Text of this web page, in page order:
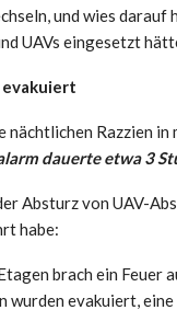
und wies
UAVs eingesetzt
evakuiert
nächtlichen Razzien
dauerte etwa 3
Absturz von UAV-
habe:
brach ein Feuer
wurden evakuiert,